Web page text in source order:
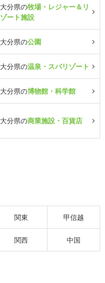
大分県の牧場・レジャー＆リ
ゾート施設
大分県の公園
大分県の温泉・スパリゾート
大分県の博物館・科学館
大分県の商業施設・百貨店
関東 甲信越
関西 中国